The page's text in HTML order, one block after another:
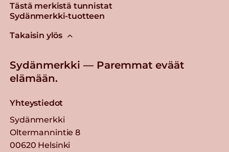
Tästä merkistä tunnistat
Sydänmerkki-tuotteen
Takaisin ylös
Sydänmerkki — Paremmat eväät
elämään.
Yhteystiedot
Sydänmerkki
Oltermannintie 8
00620 Helsinki